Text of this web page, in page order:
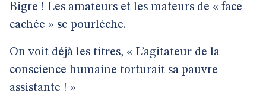
Bigre ! Les amateurs et les mateurs de « face
cachée » se pourlèche.
On voit déjà les titres, « L’agitateur de la
conscience humaine torturait sa pauvre
assistante ! »